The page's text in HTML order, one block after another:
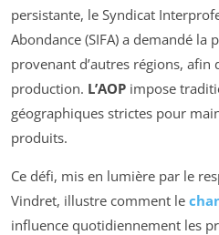
persistante, le Syndicat
Abondance (SIFA) a demandé la
provenant d’autres régions, afin
production. L’AOP impose
géographiques strictes pour
produits.
Ce défi, mis en lumière par le
Vindret, illustre comment le
influence quotidiennement les